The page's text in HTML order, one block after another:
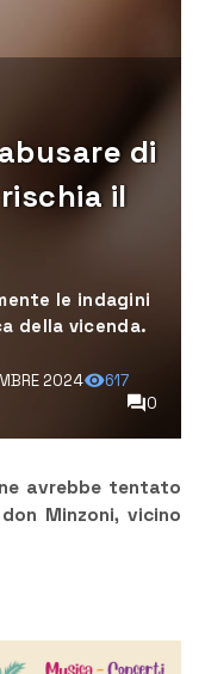
di
il
le indagini
della vicenda.
2024
617
0
avrebbe tentato
Minzoni, vicino